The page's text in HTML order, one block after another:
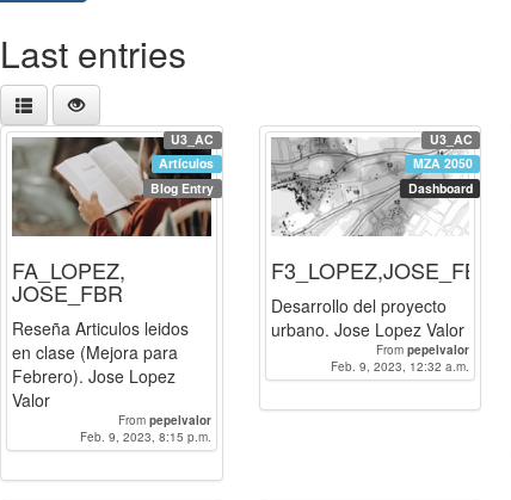
Last entries
U3_AC
Artículos
Blog Entry
FA_LOPEZ,
JOSE_FBR
Reseña Articulos leidos
en clase (Mejora para
Febrero). Jose Lopez
Valor
From pepelvalor
Feb. 9, 2023, 8:15 p.m.
U3_AC
MZA 2050
Dashboard
F3_LOPEZ,JOSE_FBR
Desarrollo del proyecto
urbano. Jose Lopez Valor
From pepelvalor
Feb. 9, 2023, 12:32 a.m.